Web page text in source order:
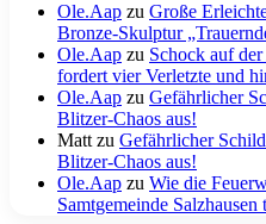
Ole.Aap zu Große
Bronze-Skulptur
Ole.Aap zu Schock auf
fordert vier Verletzte und
Ole.Aap zu Gefährlicher
Blitzer-Chaos aus!
Mattzu Gefährlicher
Blitzer-Chaos aus!
Ole.Aap zu Wie die
Samtgemeinde Salzhausen